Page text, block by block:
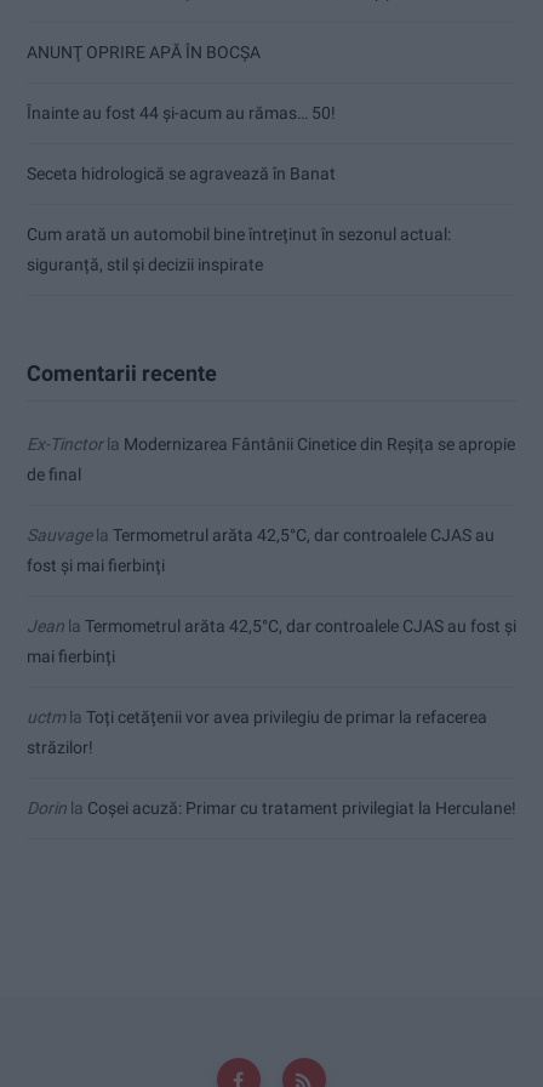
ANUNŢ OPRIRE APĂ ÎN BOCȘA
Înainte au fost 44 și-acum au rămas… 50!
Seceta hidrologică se agravează în Banat
Cum arată un automobil bine întreținut în sezonul actual:
siguranță, stil și decizii inspirate
Comentarii recente
Ex-Tinctorla Modernizarea Fântânii Cinetice din Reșița se apropie
de final
Sauvagela Termometrul arăta 42,5°C, dar controalele CJAS au
fost și mai fierbinți
Jean la Termometrul arăta 42,5°C, dar controalele CJAS au fost și
mai fierbinți
uctmla Toți cetățenii vor avea privilegiu de primar la refacerea
străzilor!
Dorin la Coșei acuză: Primar cu tratament privilegiat la Herculane!